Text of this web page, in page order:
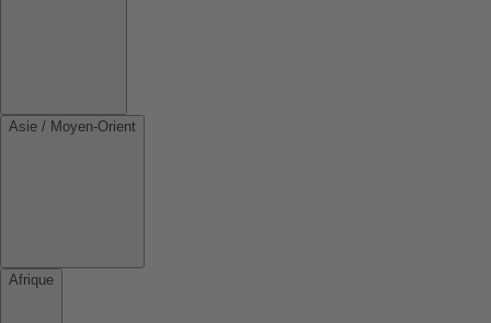
Asie / Moyen-Orient
Afrique